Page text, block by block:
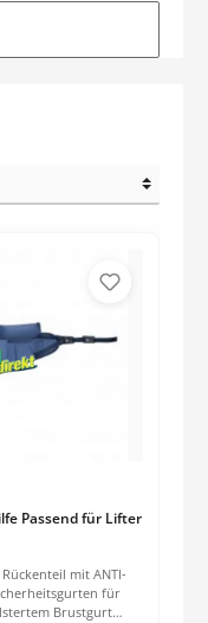
Passend für Lifter
Brustgurt